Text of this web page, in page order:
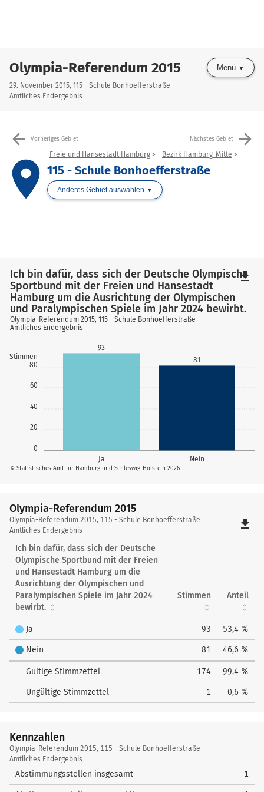
Olympia-Referendum 2015
29. November 2015, 115 - Schule Bonhoefferstraße
Amtliches Endergebnis
Menü
arrow_back Vorheriges Gebiet Nächstes Gebiet arrow_forward
place
Freie und Hansestadt Hamburg Bezirk Hamburg-Mitte
115 - Schule Bonhoefferstraße
Anderes Gebiet auswählen
0
20
40
60
80
Stimmen
Ja Nein
93
81
© Statistisches Amt für Hamburg und Schleswig-Holstein 2026
Ich bin dafür, dass sich der Deutsche Olympische
Sportbund mit der Freien und Hansestadt
Hamburg um die Ausrichtung der Olympischen
und Paralympischen Spiele im Jahr 2024 bewirbt.
Olympia-Referendum 2015, 115 - Schule Bonhoefferstraße
Amtliches Endergebnis
file_download
Olympia-Referendum 2015
Olympia-
Referendum
2015
Olympia-Referendum 2015, 115 - Schule Bonhoefferstraße
Amtliches Endergebnis
file_download
Ich bin dafür, dass sich der Deutsche
Olympische Sportbund mit der Freien
und Hansestadt Hamburg um die
Ausrichtung der Olympischen und
Paralympischen Spiele im Jahr 2024
bewirbt.
Stimmen Anteil
Ja 93 53,4 %
Nein 81 46,6 %
Gültige Stimmzettel 174 99,4 %
Ungültige Stimmzettel 1 0,6 %
Kennzahlen
Kennzahlen
Olympia-Referendum 2015, 115 - Schule Bonhoefferstraße
Amtliches Endergebnis
Abstimmungsstellen insgesamt 1